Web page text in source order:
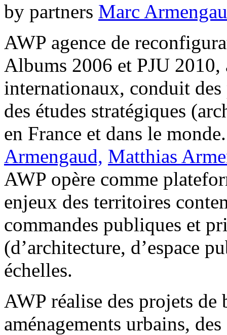
by partners Marc
AWP agence de
Albums 2006 et PJU
internationaux, conduit
des études stratégiques
en France et dans le
Armengaud, Matthias
AWP opère comme
enjeux des territoires
commandes publiques et
(d’architecture, d’espace
échelles.
AWP réalise des projets de
aménagements urbains,